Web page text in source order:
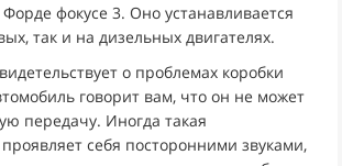
фокусе 3. Оно устанавливается
так и на дизельных двигателях.
о проблемах коробки
говорит вам, что он не может
передачу. Иногда такая
себя посторонними звуками,